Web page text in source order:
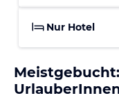
Nur Hotel